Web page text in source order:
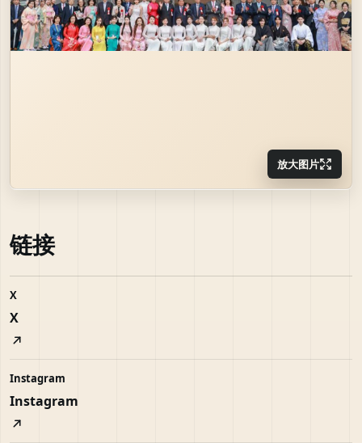
放大图片
链接
X
X
Instagram
Instagram